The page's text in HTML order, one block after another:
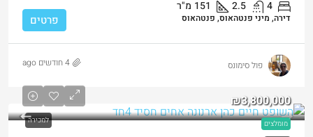
4
2.5
151 מ"ר
דירה, מיני פנטהאוס, פנטהאוס פרטים
פול סימונס 4 חודשים ago
מומלצים למכירה
₪3,800,000